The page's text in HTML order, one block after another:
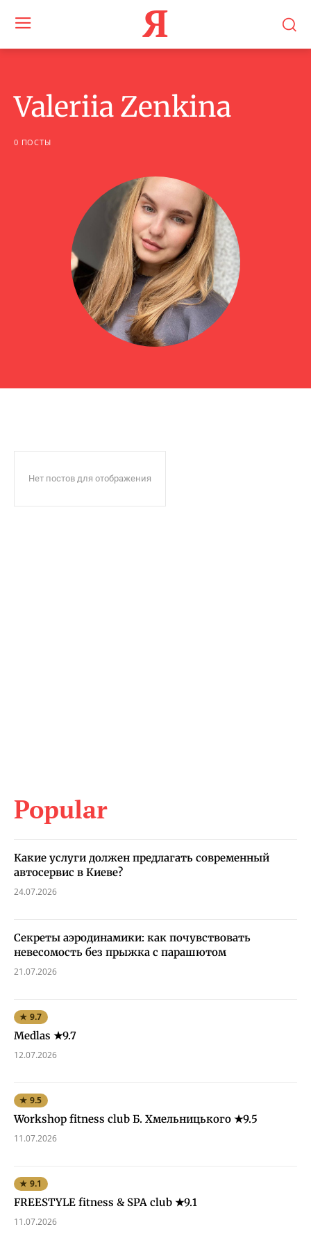
Я
Valeriia Zenkina
0 ПОСТЫ
Нет постов для отображения
Popular
Какие услуги должен предлагать современный
автосервис в Киеве?
24.07.2026
Секреты аэродинамики: как почувствовать
невесомость без прыжка с парашютом
21.07.2026
★ 9.7
Medlas ★9.7
12.07.2026
★ 9.5
Workshop fitness club Б. Хмельницького ★9.5
11.07.2026
★ 9.1
FREESTYLE fitness & SPA club ★9.1
11.07.2026